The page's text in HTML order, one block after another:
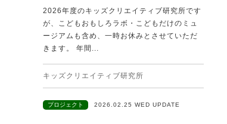
2026年度のキッズクリエイティブ研究所です
が、こどもおもしろラボ・こどもだけのミュ
ージアムも含め、一時お休みとさせていただ
きます。 年間...
キッズクリエイティブ研究所
プロジェクト 2026.02.25 WED UPDATE